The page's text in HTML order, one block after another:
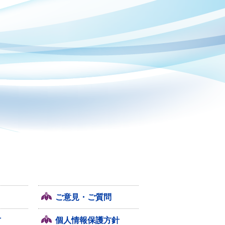
ご意見・ご質問
個人情報保護方針